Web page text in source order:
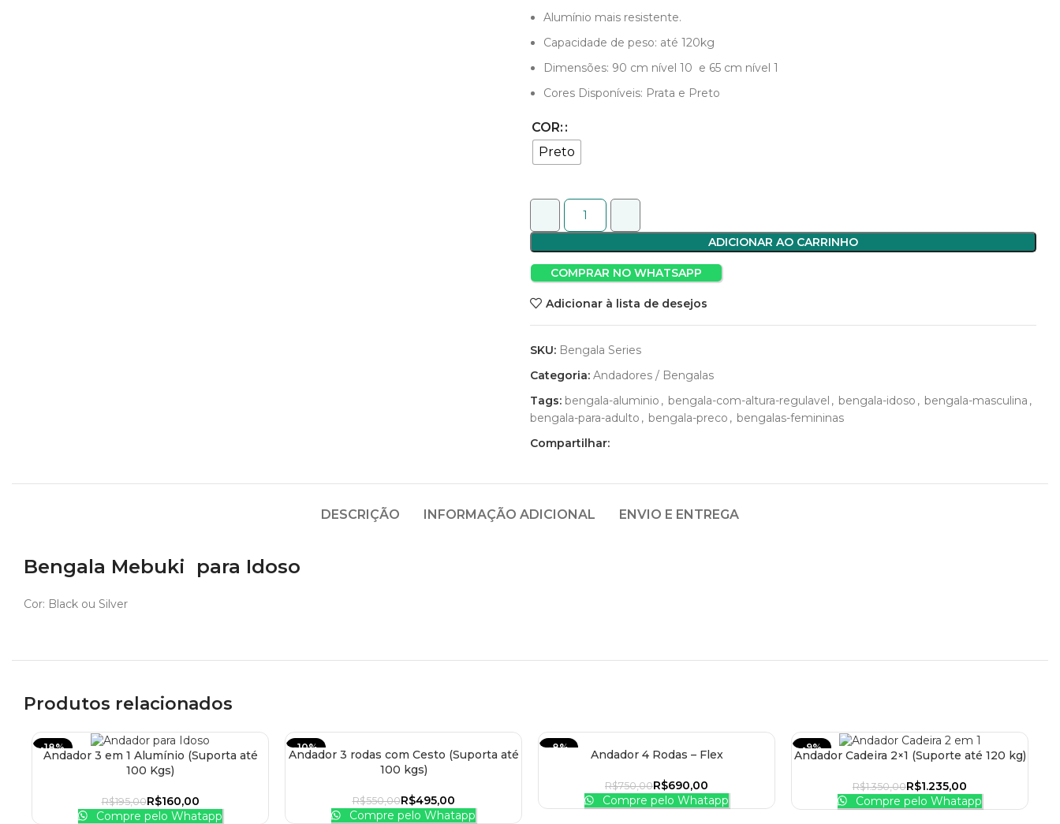
Alumínio mais resistente.
Capacidade de peso: até 120kg
Dimensões: 90 cm nível 10 e 65 cm nível 1
Cores Disponíveis: Prata e Preto
COR:
Preto
ADICIONAR AO CARRINHO
COMPRAR NO WHATSAPP
Adicionar à lista de desejos
SKU: Bengala Series
Categoria: Andadores / Bengalas
Tags: bengala-aluminio , bengala-com-altura-regulavel , bengala-idoso , bengala-masculina ,
bengala-para-adulto , bengala-preco , bengalas-femininas
Compartilhar:
DESCRIÇÃO INFORMAÇÃO ADICIONAL ENVIO E ENTREGA
Bengala Mebuki para Idoso
Cor: Black ou Silver
Produtos relacionados
-18%
ADICIONAR AO CARRINHO
Andador 3 em 1 Alumínio (Suporta até
100 Kgs)
R$195,00R$160,00
Compre pelo Whatapp
-10%
ADICIONAR AO CARRINHO
Andador 3 rodas com Cesto (Suporta até
100 kgs)
R$550,00R$495,00
Compre pelo Whatapp
-8%
ADICIONAR AO CARRINHO
Andador 4 Rodas – Flex
R$750,00R$690,00
Compre pelo Whatapp
-9%
ADICIONAR AO CARRINHO
Andador Cadeira 2×1 (Suporte até 120 kg)
R$1.350,00R$1.235,00
Compre pelo Whatapp